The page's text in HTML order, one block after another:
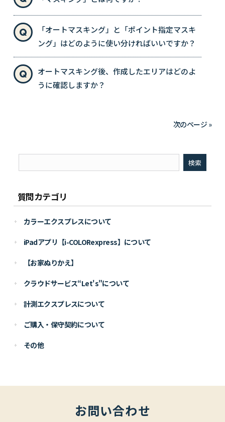
「オートマスキング」と「ポイント指定マスキ
ング」はどのように使い分ければいいですか？
オートマスキング後、作成したエリアはどのよ
うに確認しますか？
次のページ »
質問カテゴリ
カラーエクスプレスについて
iPadアプリ【i-COLORexpress】について
【お家ぬりかえ】
クラウドサービス“Let's"について
計測エクスプレスについて
ご購入・保守契約について
その他
お問い合わせ